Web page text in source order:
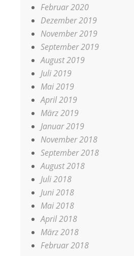
Februar 2020
Dezember 2019
November 2019
September 2019
August 2019
Juli 2019
Mai 2019
April 2019
März 2019
Januar 2019
November 2018
September 2018
August 2018
Juli 2018
Juni 2018
Mai 2018
April 2018
März 2018
Februar 2018